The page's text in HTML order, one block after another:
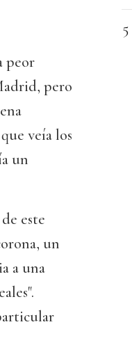
peor
pero
veía los
un
este
un
a una